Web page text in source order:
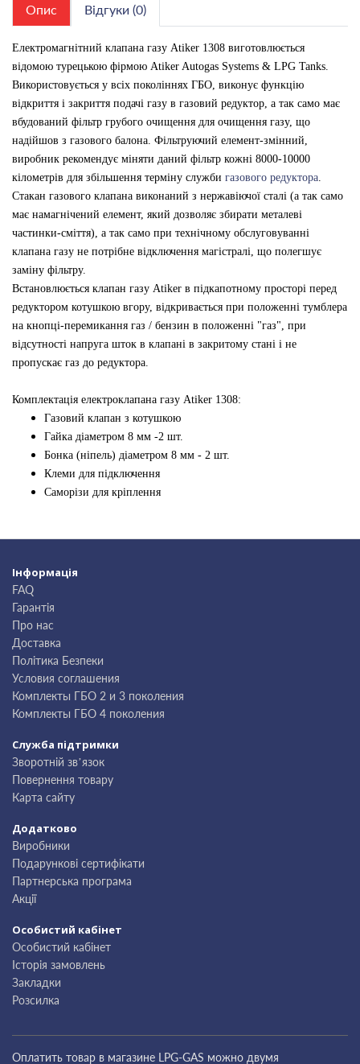
Опис Відгуки (0)
Електромагнітний клапана газу Atiker 1308 виготовлюється
відомою турецькою фірмою Atiker Autogas Systems & LPG Tanks.
Використовується у всіх поколіннях ГБО, виконує функцію
відкриття і закриття подачі газу в газовий редуктор, а так само має
вбудований фільтр грубого очищення для очищення газу, що
надійшов з газового балона. Фільтруючий елемент-змінний,
виробник рекомендує міняти даний фільтр кожні 8000-10000
кілометрів для збільшення терміну служби газового редуктора
Стакан газового клапана виконаний з нержавіючої сталі (а так само
має намагнічений елемент, який дозволяє збирати металеві
частинки-сміття), а так само при технічному обслуговуванні
клапана газу не потрібне відключення магістралі, що полегшує
заміну фільтру.
Встановлюється клапан газу Atiker в підкапотному просторі перед
редуктором котушкою вгору, відкривається при положенні тумблера
на кнопці-перемикання газ / бензин в положенні "газ", при
відсутності напруга шток в клапані в закритому стані і не
пропускає газ до редуктора.
Комплектація електроклапана газу Atiker 1308:
Газовий клапан з котушкою
Гайка діаметром 8 мм -2 шт.
Бонка (ніпель) діаметром 8 мм - 2 шт.
Клеми для підключення
Саморізи для кріплення
Інформація
FAQ
Гарантія
Про нас
Доставка
Політика Безпеки
Условия соглашения
Комплекты ГБО 2 и 3 поколения
Комплекты ГБО 4 поколения
Служба підтримки
Зворотній зв’язок
Повернення товару
Карта сайту
Додатково
Виробники
Подарункові сертифікати
Партнерська програма
Акції
Особистий кабінет
Особистий кабінет
Історія замовлень
Закладки
Розсилка
Оплатить товар в магазине LPG-GAS можно двумя